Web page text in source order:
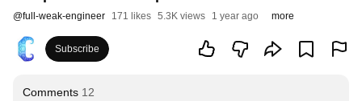
@full-weak-engineer 171 likes 5.3K views 1 year ago more
Subscribe
Comments 12